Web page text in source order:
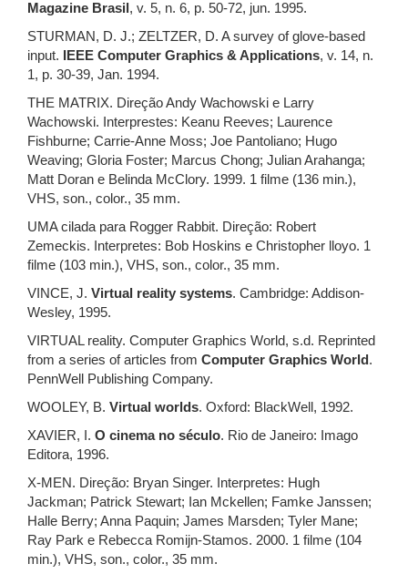
Magazine Brasil , v. 5, n. 6, p. 50-72, jun. 1995.
STURMAN, D. J.; ZELTZER, D. A survey of glove-based
input. IEEE Computer Graphics & Applications, v. 14, n.
1, p. 30-39, Jan. 1994.
THE MATRIX. Direção Andy Wachowski e Larry
Wachowski. Interprestes: Keanu Reeves; Laurence
Fishburne; Carrie-Anne Moss; Joe Pantoliano; Hugo
Weaving; Gloria Foster; Marcus Chong; Julian Arahanga;
Matt Doran e Belinda McClory. 1999. 1 filme (136 min.),
VHS, son., color., 35 mm.
UMA cilada para Rogger Rabbit. Direção: Robert
Zemeckis. Interpretes: Bob Hoskins e Christopher lloyo. 1
filme (103 min.), VHS, son., color., 35 mm.
VINCE, J. Virtual reality systems. Cambridge: Addison-
Wesley, 1995.
VIRTUAL reality. Computer Graphics World, s.d. Reprinted
from a series of articles from Computer Graphics World .
PennWell Publishing Company.
WOOLEY, B. Virtual worlds. Oxford: BlackWell, 1992.
XAVIER, I. O cinema no século. Rio de Janeiro: Imago
Editora, 1996.
X-MEN. Direção: Bryan Singer. Interpretes: Hugh
Jackman; Patrick Stewart; Ian Mckellen; Famke Janssen;
Halle Berry; Anna Paquin; James Marsden; Tyler Mane;
Ray Park e Rebecca Romijn-Stamos. 2000. 1 filme (104
min.), VHS, son., color., 35 mm.